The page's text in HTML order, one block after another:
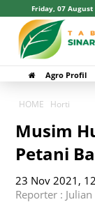
Friday, 07 August
Agro Profil
HOME Horti
Musim
Petani
23 Nov 2021,
Reporter : Julian